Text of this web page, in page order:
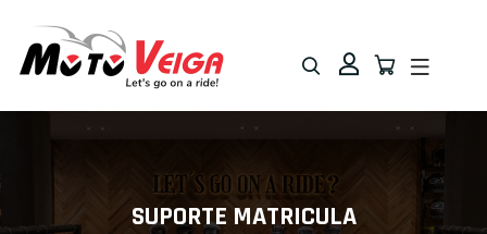
para
navegação
para
conteúdo
SUPORTE MATRICULA